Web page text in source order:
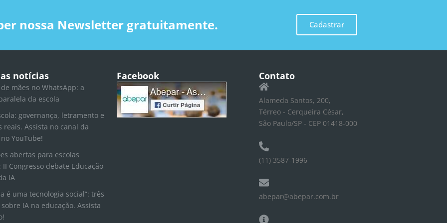
nossa Newsletter gratuitamente. Cadastrar
notícias
mães no WhatsApp: a
da escola
governança, letramento e
reais. Assista no canal da
YouTube!
abertas para escolas
II Congresso debate Educação
IA
é uma tecnologia social”: três
IA na educação. Assista
Facebook Contato
Alameda Santos, 200,
Térreo - Cerqueira César,
São Paulo/SP - CEP 01418-000
(11) 3587-1996
abepar@abepar.com.br